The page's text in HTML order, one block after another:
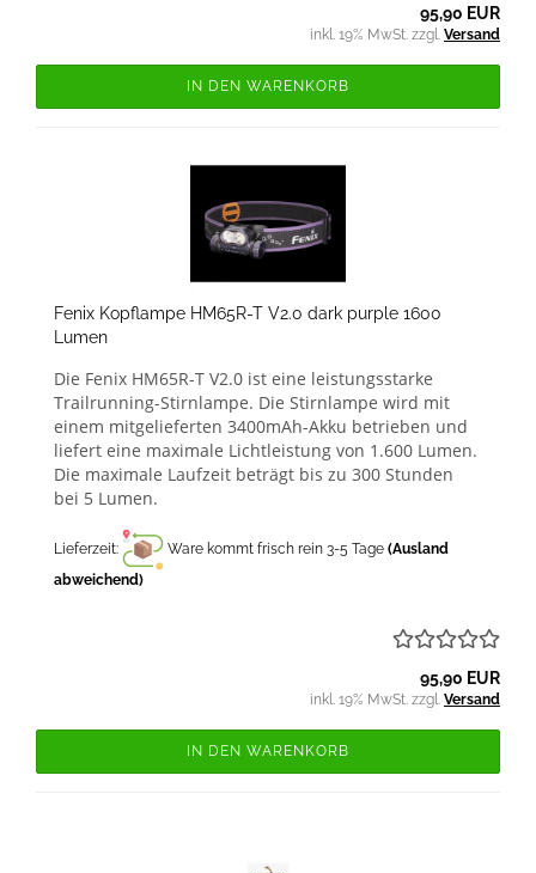
95,90 EUR
inkl. 19% MwSt. zzgl. Versand
IN DEN WARENKORB
Fenix Kopflampe HM65R-T V2.0 dark purple 1600
Lumen
Die Fenix HM65R-T V2.0 ist eine leistungsstarke
Trailrunning-Stirnlampe. Die Stirnlampe wird mit
einem mitgelieferten 3400mAh-Akku betrieben und
liefert eine maximale Lichtleistung von 1.600 Lumen.
Die maximale Laufzeit beträgt bis zu 300 Stunden
bei 5 Lumen.
Lieferzeit: Ware kommt frisch rein 3-5 Tage (Ausland
abweichend)
95,90 EUR
inkl. 19% MwSt. zzgl. Versand
IN DEN WARENKORB